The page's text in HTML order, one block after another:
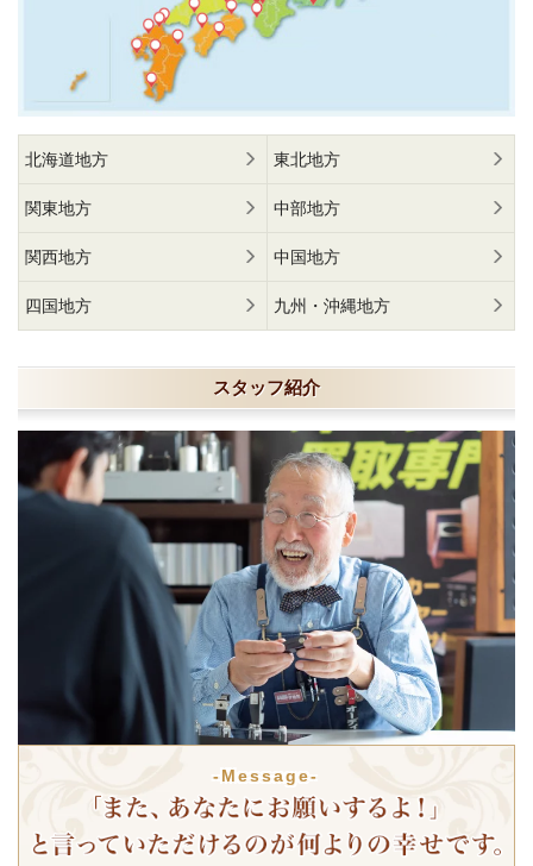
北海道地方 東北地方
関東地方 中部地方
関西地方 中国地方
四国地方 九州・沖縄地方
スタッフ紹介
-Message-